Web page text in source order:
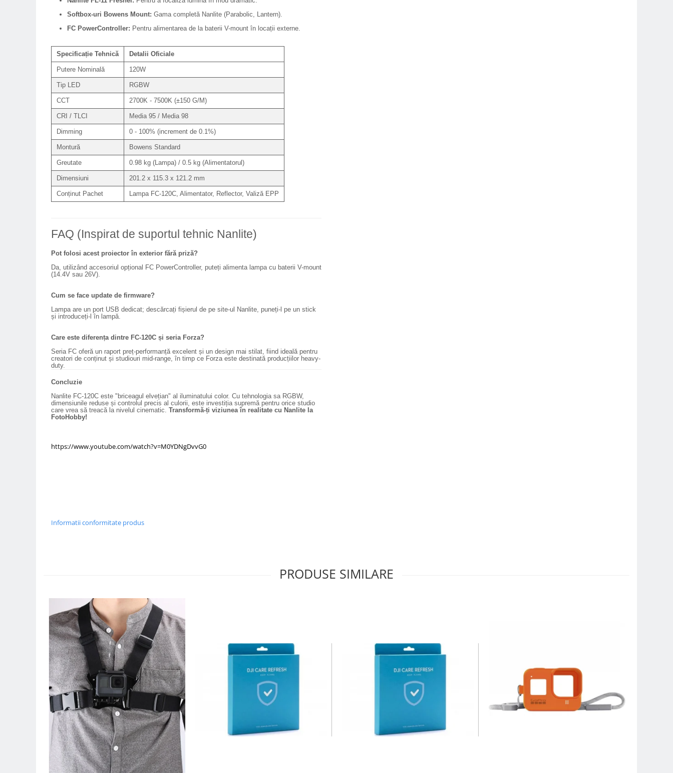
Transmitator de fisiere fara fir
Accesorii diverse
Genti, Rucsacuri, Troller foto
Genti Holster TopLoader
Genti, Troller Video
Rucsacuri Foto
Only One Shoulder - SlingShot
Tocuri si huse protectie aparate
Hamuri si Centuri foto
Genti Laptop si iPad
Accesorii genti si trollere
Solid-State Drive (SSD)
Video / Camere si accesorii
Camere video profesionale
Camere Video Cinematice
Camere video de actiune
Accesorii camere video de actiune
Accesorii drone
Acumulatori camere video
Huse Protectie / Ploaie camere
Trepied / Monopied Carbon
Trepiede pentru compacte /
Monopiede foto/video
Cap trepied si monopied
Carucioare trepied (Dolly)
Placute cap trepied
Huse trepied / stativ lumini
Sina Focus pentru Macro
Accesorii trepiede si monopiede
Studio/Lumini si accesorii
Softbox-uri Bowens Mount: Gama completă Nanlite (Parabolic, Lantern).
FC PowerController: Pentru alimentarea de la baterii V-mount în locații externe.
Specificație Tehnică Detalii Oficiale
Putere Nominală 120W
Tip LED RGBW
CCT 2700K - 7500K (±150 G/M)
CRI / TLCI Media 95 / Media 98
Dimming 0 - 100% (increment de 0.1%)
Montură Bowens Standard
Greutate 0.98 kg (Lampa) / 0.5 kg (Alimentatorul)
Dimensiuni 201.2 x 115.3 x 121.2 mm
Conținut Pachet Lampa FC-120C, Alimentator, Reflector, Valiză EPP
FAQ (Inspirat de suportul tehnic Nanlite)
Pot folosi acest proiector în exterior fără priză?
Da, utilizând accesoriul opțional FC PowerController, puteți alimenta lampa cu baterii V-mount
(14.4V sau 26V).
Cum se face update de firmware?
Lampa are un port USB dedicat; descărcați fișierul de pe site-ul Nanlite, puneți-l pe un stick
și introduceți-l în lampă.
Care este diferența dintre FC-120C și seria Forza?
Seria FC oferă un raport preț-performanță excelent și un design mai stilat, fiind ideală pentru
creatori de conținut și studiouri mid-range, în timp ce Forza este destinată producțiilor heavy-
duty.
Concluzie
Nanlite FC-120C este "briceagul elvețian" al iluminatului color. Cu tehnologia sa RGBW,
dimensiunile reduse și controlul precis al culorii, este investiția supremă pentru orice studio
care vrea să treacă la nivelul cinematic. Transformă-ți viziunea în realitate cu Nanlite la
FotoHobby!
https://www.youtube.com/watch?v=M0YDNgDvvG0
Informatii conformitate produs
PRODUSE SIMILARE